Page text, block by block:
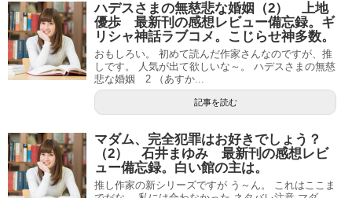
ハデスさまの無慈悲な婚姻（2） 上地
優歩 最新刊の感想レビュー備忘録。ギ
リシャ神話ラブコメ。こじらせ神多数。
おもしろい。 初めて読んだ作家さんなのですが、推
しです。 人気が出て欲しいな～。 ハデスさまの無慈
悲な婚姻 2 （あすか...
記事を読む
マダム、完全犯罪はお好きでしょう？
（2） 石井まゆみ 最新刊の感想レビ
ュー備忘録。白い館の主は。
推し作家の新シリーズですが う～ん。 これはここま